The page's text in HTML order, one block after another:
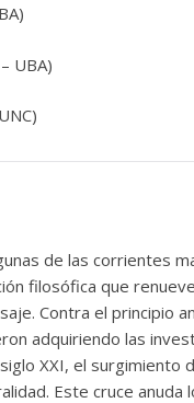
UBA)
de las corrientes
filosófica que
Contra el principio
adquiriendo las
XXI, el surgimiento
Este cruce